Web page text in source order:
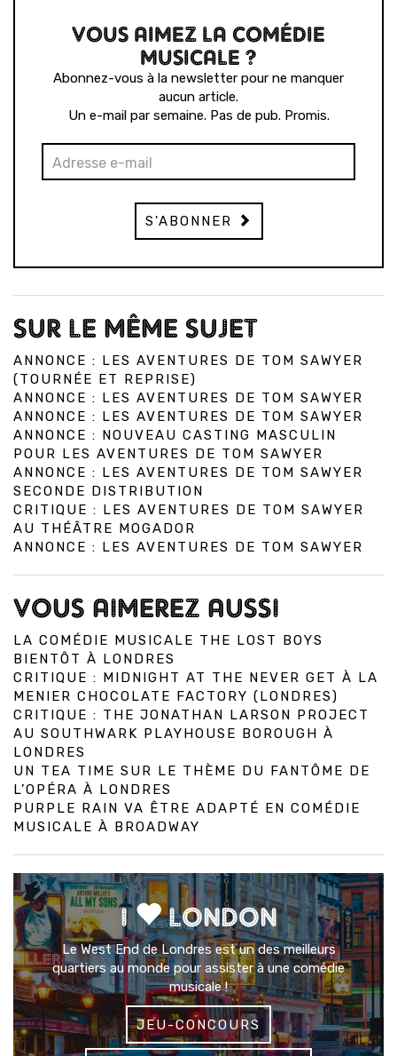
VOUS AIMEZ LA COMÉDIE
MUSICALE ?
Abonnez-vous à la newsletter pour ne manquer
aucun article.
Un e-mail par semaine. Pas de pub. Promis.
S'ABONNER
SUR LE MÊME SUJET
ANNONCE : LES AVENTURES DE TOM SAWYER
(TOURNÉE ET REPRISE)
ANNONCE : LES AVENTURES DE TOM SAWYER
ANNONCE : LES AVENTURES DE TOM SAWYER
ANNONCE : NOUVEAU CASTING MASCULIN
POUR LES AVENTURES DE TOM SAWYER
ANNONCE : LES AVENTURES DE TOM SAWYER
SECONDE DISTRIBUTION
CRITIQUE : LES AVENTURES DE TOM SAWYER
AU THÉÂTRE MOGADOR
ANNONCE : LES AVENTURES DE TOM SAWYER
VOUS AIMEREZ AUSSI
LA COMÉDIE MUSICALE THE LOST BOYS
BIENTÔT À LONDRES
CRITIQUE : MIDNIGHT AT THE NEVER GET À LA
MENIER CHOCOLATE FACTORY (LONDRES)
CRITIQUE : THE JONATHAN LARSON PROJECT
AU SOUTHWARK PLAYHOUSE BOROUGH À
LONDRES
UN TEA TIME SUR LE THÈME DU FANTÔME DE
L’OPÉRA À LONDRES
PURPLE RAIN VA ÊTRE ADAPTÉ EN COMÉDIE
MUSICALE À BROADWAY
I LONDON
Le West End de Londres est un des meilleurs
quartiers au monde pour assister à une comédie
musicale !
JEU-CONCOURS